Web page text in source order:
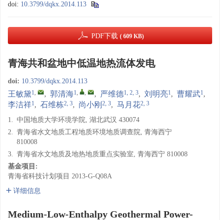
doi: 10.3799/dqkx.2014.113
PDF下载 ( 609 KB)
青海共和盆地中低温地热流体发电
doi: 10.3799/dqkx.2014.113
王敏黛1, , 郭清海1, , , 严维德1, 2, 3, 刘明亮1, 曹耀武1,
李洁祥1, 石维栋2, 3, 尚小刚 2, 3, 马月花2, 3
1. 中国地质大学环境学院, 湖北武汉 430074
2. 青海省水文地质工程地质环境地质调查院, 青海西宁
810008
3. 青海省水文地质及地热地质重点实验室, 青海西宁 810008
基金项目:
青海省科技计划项目 2013-G-Q08A
详细信息
Medium-Low-Enthalpy Geothermal Power-